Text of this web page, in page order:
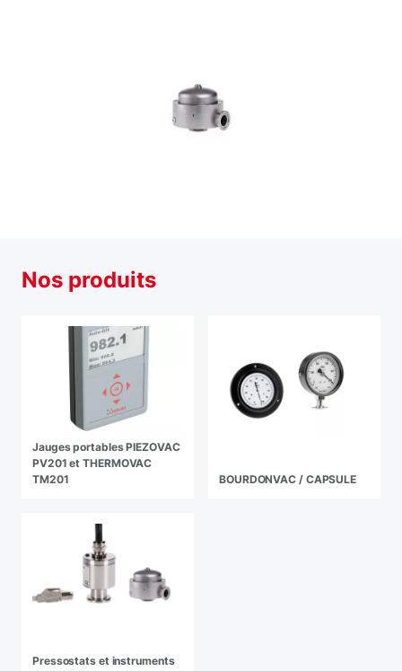
Nos produits
Jauges portables PIEZOVAC
PV201 et THERMOVAC
TM201
BOURDONVAC / CAPSULE
Pressostats et instruments